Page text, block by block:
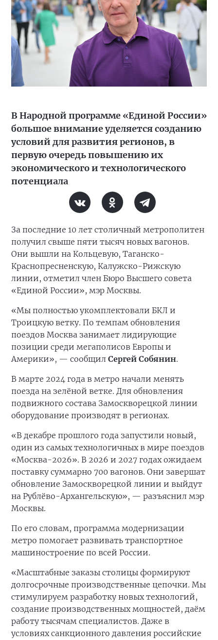
В Народной программе «Единой России»
большое внимание уделяется созданию
условий для развития регионов, в
первую очередь повышению их
экономического и технологического
потенциала
За последние 10 лет столичный метрополитен
получил свыше пяти тысяч новых вагонов.
Они вышли на Кольцевую, Таганско-
Краснопресненскую, Калужско-Рижскую
линии, отметил член Бюро Высшего совета
«Единой России», мэр Москвы.
«Мы полностью укомплектовали БКЛ и
Троицкую ветку. По темпам обновления
поездов Москва занимает лидирующие
позиции среди мегаполисов Европы и
Америки», — сообщил Сергей Собянин.
В марте 2024 года в метро начали менять
поезда на зелёной ветке. Для обновления
подвижного состава Замоскворецкой линии
оборудование производят в регионах.
«В декабре прошлого года запустили новый,
один из самых технологичных в мире поездов
«Москва-2026». В 2026 и 2027 годах ожидаем
поставку суммарно 700 вагонов. Они завершат
обновление Замоскворецкой линии и выйдут
на Рублёво-Архангельскую», — разъяснил мэр
Москвы.
По его словам, программа модернизации
метро помогает развивать транспортное
машиностроение по всей России.
«Масштабные заказы столицы формируют
долгосрочные производственные цепочки. Мы
стимулируем разработку новых технологий,
создание производственных мощностей, даём
работу тысячам специалистов. Даже в
условиях санкционного давления российские